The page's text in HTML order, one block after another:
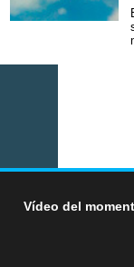
Vídeo del